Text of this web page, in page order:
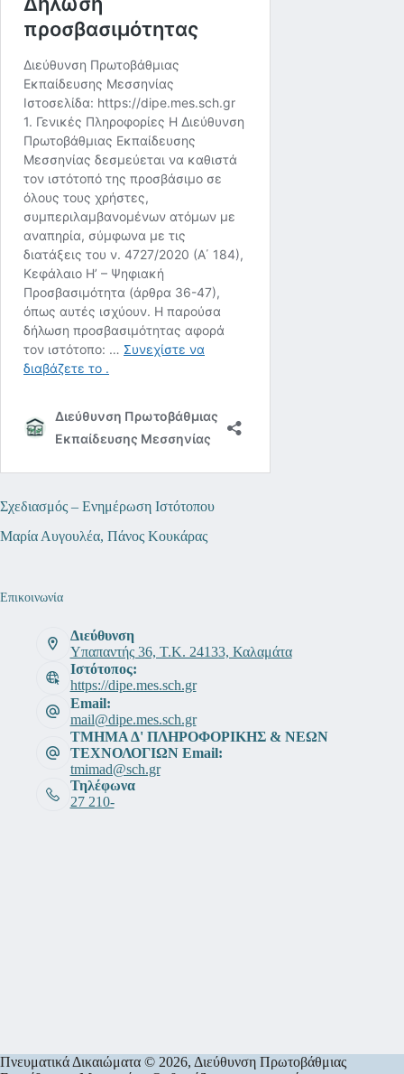
Σχεδιασμός – Ενημέρωση Ιστότοπου
Μαρία Αυγουλέα, Πάνος Κουκάρας
Επικοινωνία
Διεύθυνση
Υπαπαντής 36, Τ.Κ. 24133, Καλαμάτα
Ιστότοπος:
https://dipe.mes.sch.gr
Email:
mail@dipe.mes.sch.gr
ΤΜΗΜΑ Δ' ΠΛΗΡΟΦΟΡΙΚΗΣ & ΝΕΩΝ
ΤΕΧΝΟΛΟΓΙΩΝ Email:
tmimad@sch.gr
Τηλέφωνα
27 210-
Πνευματικά Δικαιώματα © 2026, Διεύθυνση Πρωτοβάθμιας